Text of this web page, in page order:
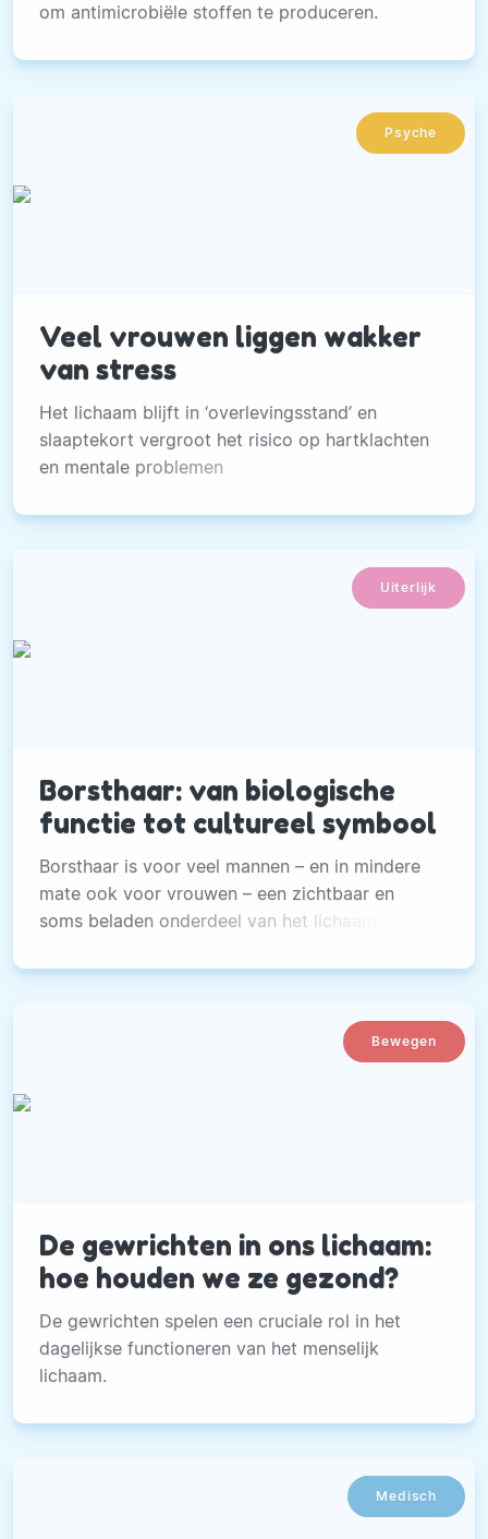
om antimicrobiële stoffen te produceren.
Psyche
Veel vrouwen liggen wakker
van stress
Het lichaam blijft in ‘overlevingsstand’ en
slaaptekort vergroot het risico op hartklachten
en mentale problemen
Uiterlijk
Borsthaar: van biologische
functie tot cultureel symbool
Borsthaar is voor veel mannen – en in mindere
mate ook voor vrouwen – een zichtbaar en
soms beladen onderdeel van het lichaam.
Bewegen
De gewrichten in ons lichaam:
hoe houden we ze gezond?
De gewrichten spelen een cruciale rol in het
dagelijkse functioneren van het menselijk
lichaam.
Medisch